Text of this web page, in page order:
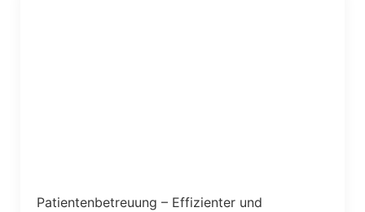
Patientenbetreuung – Effizienter und